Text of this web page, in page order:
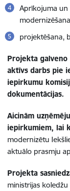
Aprīkojuma
projektēšana, b
Projekta galveno
aktīvs darbs pie
iepirkumu
dokumentācijas.
Aicinām
iepirkumiem, lai
modernizētu
aktuālo prasmju
Projekta
ministrijas